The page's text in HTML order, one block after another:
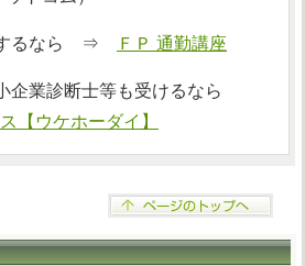
するなら ⇒ ＦＰ 通勤講座
企業診断士等も受けるなら
【ウケホーダイ】